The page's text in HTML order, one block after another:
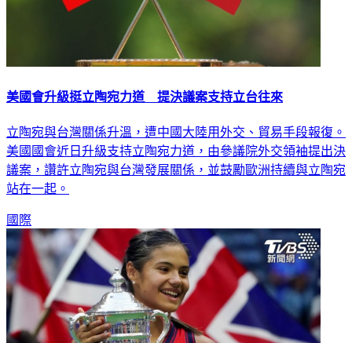
美國會升級挺立陶宛力道 提決議案支持立台往來
立陶宛與台灣關係升溫，遭中國大陸用外交、貿易手段報復。
美國國會近日升級支持立陶宛力道，由參議院外交領袖提出決
議案，讚許立陶宛與台灣發展關係，並鼓勵歐洲持續與立陶宛
站在一起。
國際